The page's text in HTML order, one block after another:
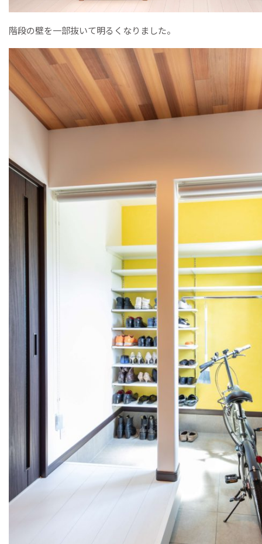
階段の壁を一部抜いて明るくなりました。